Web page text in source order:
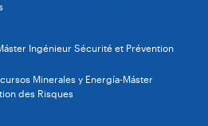
Ingénieur Sécurité et Prévention
Minerales y Energía-Máster
des Risques